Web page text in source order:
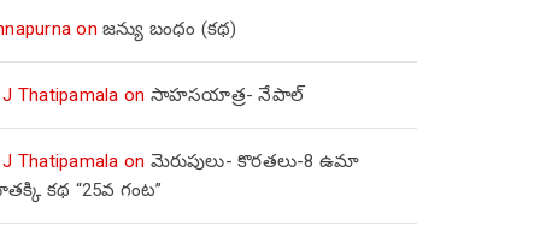
onజన్యు బంధం (కథ)
Thatipamala on సాహసయాత్ర- నేపాల్‌
Thatipamala on మెరుపులు- కొరతలు-8 ఉమా
కథ “25వ గంట”